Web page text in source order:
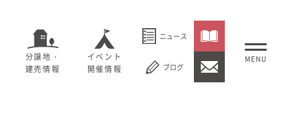
分譲地・
建売情報
イベント
開催情報
ニュース
ブログ